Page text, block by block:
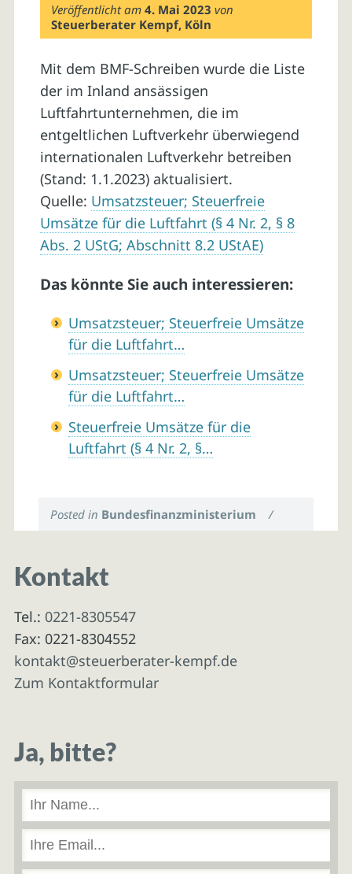
Veröffentlicht am4. Mai 2023 von
Steuerberater Kempf, Köln
Mit dem BMF-Schreiben wurde die Liste
der im Inland ansässigen
Luftfahrtunternehmen, die im
entgeltlichen Luftverkehr überwiegend
internationalen Luftverkehr betreiben
(Stand: 1.1.2023) aktualisiert.
Quelle: Umsatzsteuer; Steuerfreie
Umsätze für die Luftfahrt (§ 4 Nr. 2, § 8
Abs. 2 UStG; Abschnitt 8.2 UStAE)
Das könnte Sie auch interessieren:
Umsatzsteuer; Steuerfreie Umsätze
für die Luftfahrt…
Umsatzsteuer; Steuerfreie Umsätze
für die Luftfahrt…
Steuerfreie Umsätze für die
Luftfahrt (§ 4 Nr. 2, §…
Posted in Bundesfinanzministerium /
Kontakt
Tel.: 0221-8305547
Fax: 0221-8304552
kontakt@steuerberater-kempf.de
Zum Kontaktformular
Ja, bitte?